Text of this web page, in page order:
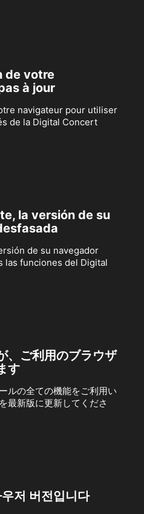
de votre
à jour
navigateur pour utiliser
de la Digital Concert
la versión de su
de su navegador
las funciones del Digital
、ご利用のブラウザ
す
ルの全ての機能をご利用い
最新版に更新してくださ
저 버전입니다